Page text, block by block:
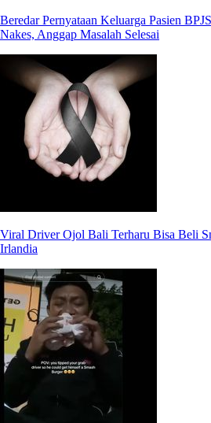
Beredar Pernyataan Keluarga Pasien
Nakes, Anggap Masalah Selesai
Viral Driver Ojol Bali Terharu Bisa Beli
Irlandia